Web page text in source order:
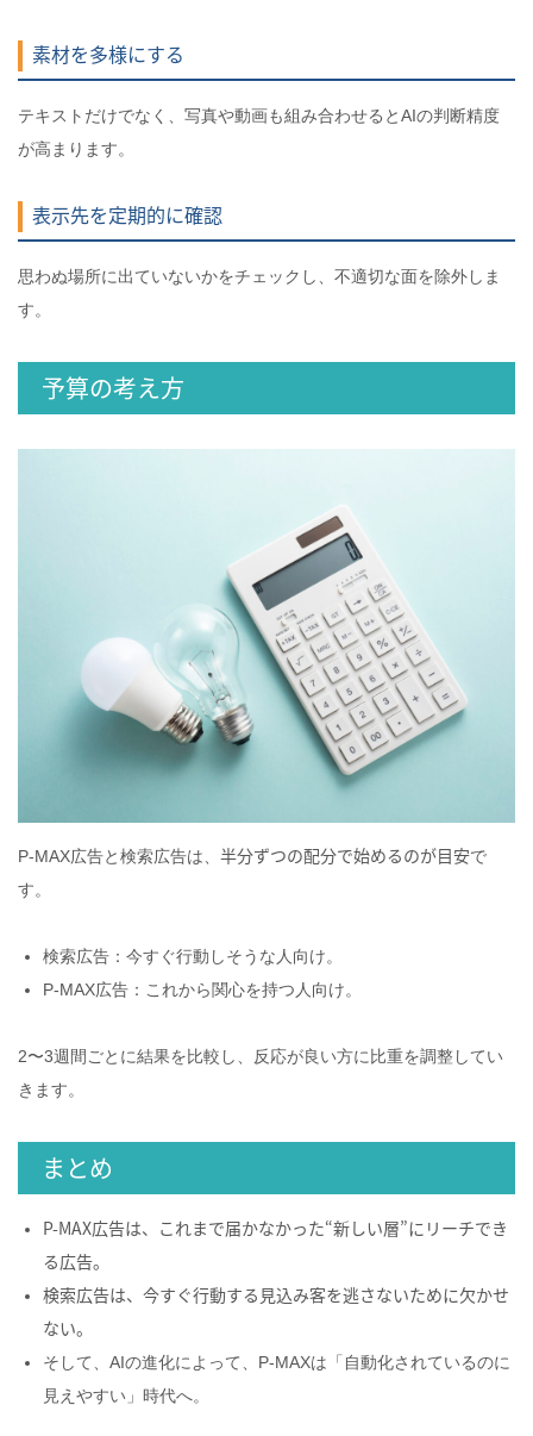
素材を多様にする
テキストだけでなく、写真や動画も組み合わせるとAIの判断精度
が高まります。
表示先を定期的に確認
思わぬ場所に出ていないかをチェックし、不適切な面を除外しま
す。
予算の考え方
P‑MAX広告と検索広告は、 半分ずつの配分で始めるのが目安で
す。
検索広告：今すぐ行動しそうな人向け。
P‑MAX広告：これから関心を持つ人向け。
2〜3週間ごとに結果を比較し、反応が良い方に比重を調整してい
きます。
まとめ
P‑MAX広告は、これまで届かなかった“新しい層”にリーチでき
る広告。
検索広告は、今すぐ行動する見込み客を逃さないために欠かせ
ない。
そして、AIの進化によって、P‑MAXは「自動化されているのに
見えやすい」時代へ。